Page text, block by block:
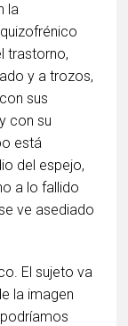
la
trastorno,
y a trozos,
sus
con su
está
del espejo,
a lo fallido
ve asediado
El sujeto va
la imagen